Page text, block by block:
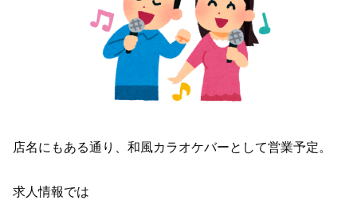
店名にもある通り、和風カラオケバーとして営業予定。
求人情報では